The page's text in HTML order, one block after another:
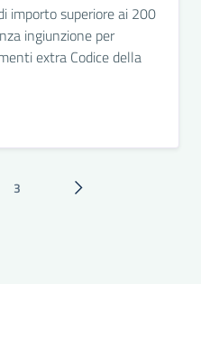
importo superiore ai 200
ingiunzione per
extra Codice della
Pagina
3 Pagina successiva